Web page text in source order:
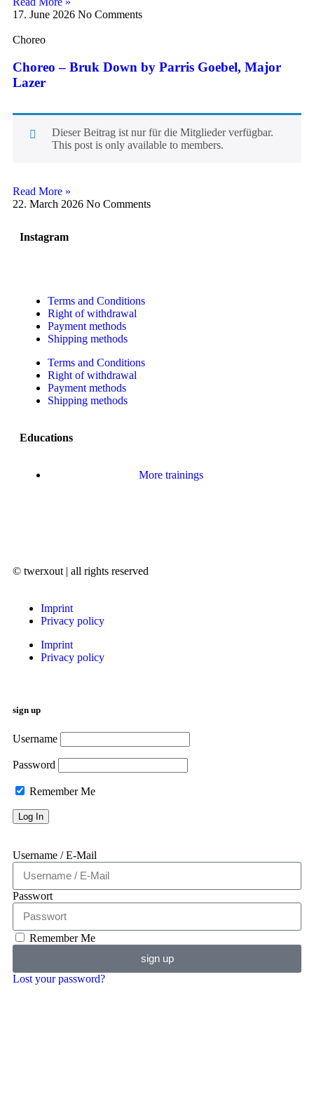
17. June 2026 No Comments
Choreo
Choreo – Bruk Down by Parris Goebel, Major
Lazer
Dieser Beitrag ist nur für die Mitglieder verfügbar.
This post is only available to members.
Read More »
22. March 2026 No Comments
Instagram
Terms and Conditions
Right of withdrawal
Payment methods
Shipping methods
Terms and Conditions
Right of withdrawal
Payment methods
Shipping methods
Educations
More trainings
© twerxout | all rights reserved
Imprint
Privacy policy
Imprint
Privacy policy
sign up
Username
Password
Remember Me
Username / E-Mail
Passwort
Remember Me
sign up
Lost your password?